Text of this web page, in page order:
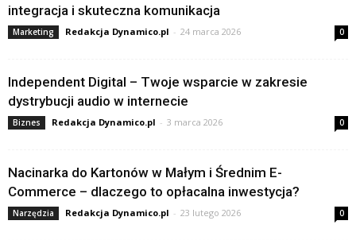
integracja i skuteczna komunikacja
Marketing Redakcja Dynamico.pl - 24 marca 2026 0
Independent Digital – Twoje wsparcie w zakresie
dystrybucji audio w internecie
Biznes Redakcja Dynamico.pl - 3 marca 2026 0
Nacinarka do Kartonów w Małym i Średnim E-
Commerce – dlaczego to opłacalna inwestycja?
Narzędzia Redakcja Dynamico.pl - 23 lutego 2026 0